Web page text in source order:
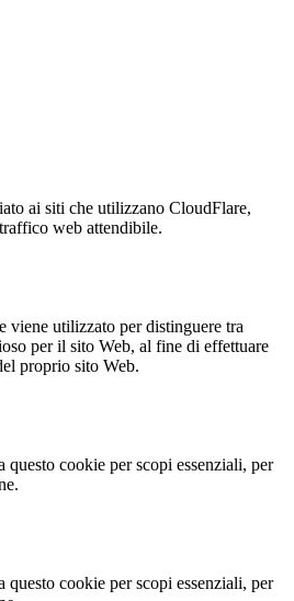
ai siti che utilizzano CloudFlare,
web attendibile.
viene utilizzato per distinguere tra
per il sito Web, al fine di effettuare
proprio sito Web.
questo cookie per scopi essenziali, per
questo cookie per scopi essenziali, per